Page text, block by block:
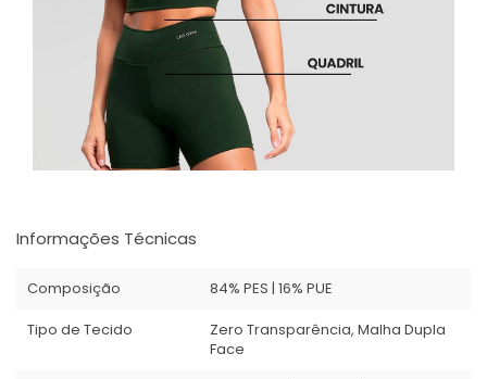
Informações Técnicas
Composição
84% PES | 16% PUE
Tipo de Tecido
Zero Transparência, Malha Dupla
Face